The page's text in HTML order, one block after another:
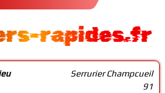
rapides.fr
Serrurier Champcueil
91